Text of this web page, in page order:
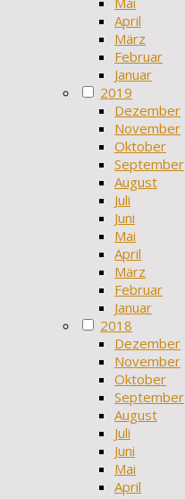
April
März
Februar
Januar
2019
Dezember
November
Oktober
September
August
Juli
Juni
Mai
April
März
Februar
Januar
2018
Dezember
November
Oktober
September
August
Juli
Juni
Mai
April